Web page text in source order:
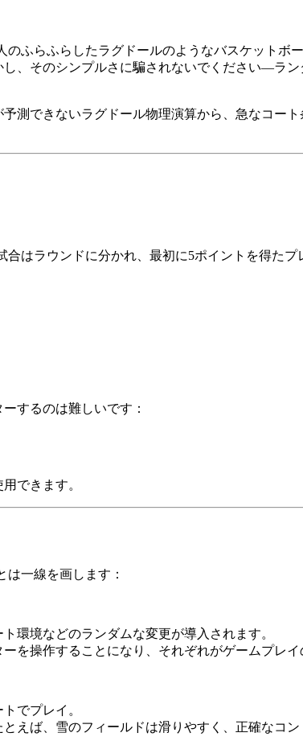
のふらふらしたラグドールのようなバスケット
、そのシンプルさに騙されないでください—ラ
できないラグドール物理演算から、急なコート
はラウンドに分かれ、最初に5ポイントを得たプ
するのは難しいです：
できます。
は一線を画します：
環境などのランダムな変更が導入されます。
を操作することになり、それぞれがゲームプレイ
でプレイ。
えば、雪のフィールドは滑りやすく、正確なコン